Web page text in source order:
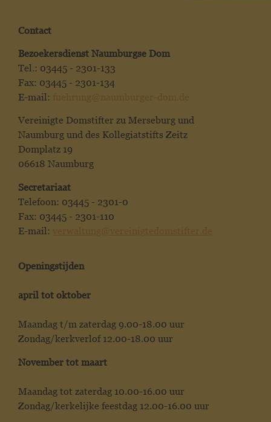
Contact
Bezoekersdienst Naumburgse Dom
Tel.: 03445 - 2301-133
Fax: 03445 - 2301-134
E-mail:
Vereinigte Domstifter zu Merseburg und
Naumburg und des Kollegiatstifts Zeitz
Domplatz 19
06618 Naumburg
Secretariaat
Telefoon: 03445 - 2301-0
Fax: 03445 - 2301-110
E-mail:
Openingstijden
april tot oktober
Maandag t/m zaterdag 9.00-18.00 uur
Zondag/kerkverlof 12.00-18.00 uur
November tot maart
Maandag tot zaterdag 10.00-16.00 uur
Zondag/kerkelijke feestdag 12.00-16.00 uur